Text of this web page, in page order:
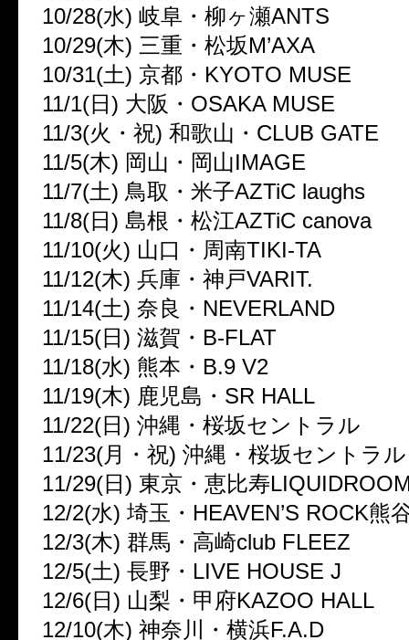
10/28(水) 岐阜・柳ヶ瀬ANTS
10/29(木) 三重・松坂M’AXA
10/31(土) 京都・KYOTO MUSE
11/1(日) 大阪・OSAKA MUSE
11/3(火・祝) 和歌山・CLUB GATE
11/5(木) 岡山・岡山IMAGE
11/7(土) 鳥取・米子AZTiC laughs
11/8(日) 島根・松江AZTiC canova
11/10(火) 山口・周南TIKI-TA
11/12(木) 兵庫・神戸VARIT.
11/14(土) 奈良・NEVERLAND
11/15(日) 滋賀・B-FLAT
11/18(水) 熊本・B.9 V2
11/19(木) 鹿児島・SR HALL
11/22(日) 沖縄・桜坂セントラル
11/23(月・祝) 沖縄・桜坂セントラル
11/29(日) 東京・恵比寿
12/2(水) 埼玉・HEAVEN’S ROCK熊
12/3(木) 群馬・高崎club FLEEZ
12/5(土) 長野・LIVE HOUSE J
12/6(日) 山梨・甲府KAZOO HALL
12/10(木) 神奈川・横浜F.A.D